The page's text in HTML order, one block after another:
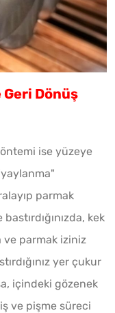
Dönüş
ise yüzeye
parmak
kek
parmak iziniz
yer çukur
içindeki gözenek
ve pişme süreci